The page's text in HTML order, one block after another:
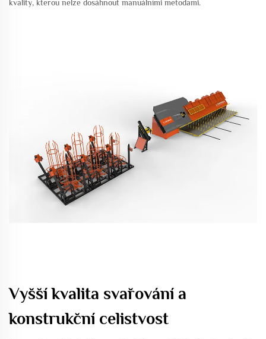
kvality, kterou nelze dosáhnout manuálními metodami.
Vyšší kvalita svařování a
konstrukční celistvost